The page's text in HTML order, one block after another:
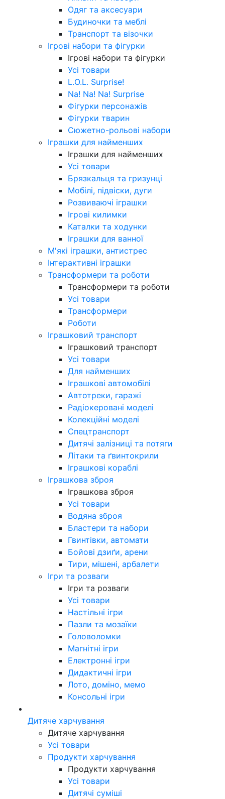
Одяг та аксесуари
Будиночки та меблі
Транспорт та візочки
Ігрові набори та фігурки
Ігрові набори та фігурки
Усі товари
L.O.L. Surprise!
Na! Na! Na! Surprise
Фігурки персонажів
Фігурки тварин
Сюжетно-рольові набори
Іграшки для найменших
Іграшки для найменших
Усі товари
Брязкальця та гризунці
Мобілі, підвіски, дуги
Розвиваючі іграшки
Ігрові килимки
Каталки та ходунки
Іграшки для ванної
М'які іграшки, антистрес
Інтерактивні іграшки
Трансформери та роботи
Трансформери та роботи
Усі товари
Трансформери
Роботи
Іграшковий транспорт
Іграшковий транспорт
Усі товари
Для найменших
Іграшкові автомобілі
Автотреки, гаражі
Радіокеровані моделі
Колекційні моделі
Спецтранспорт
Дитячі залізниці та потяги
Літаки та ґвинтокрили
Іграшкові кораблі
Іграшкова зброя
Іграшкова зброя
Усі товари
Водяна зброя
Бластери та набори
Гвинтівки, автомати
Бойові дзиґи, арени
Тири, мішені, арбалети
Ігри та розваги
Ігри та розваги
Усі товари
Настільні ігри
Пазли та мозаїки
Головоломки
Магнітні ігри
Електронні ігри
Дидактичні ігри
Лото, доміно, мемо
Консольні ігри
Дитяче харчування
Дитяче харчування
Усі товари
Продукти харчування
Продукти харчування
Усі товари
Дитячі суміші